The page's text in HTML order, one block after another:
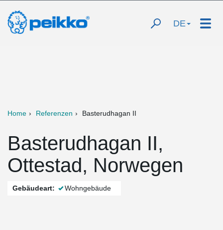
DE
Home Referenzen Basterudhagan II
Basterudhagan II,
Ottestad, Norwegen
Gebäudeart: Wohngebäude